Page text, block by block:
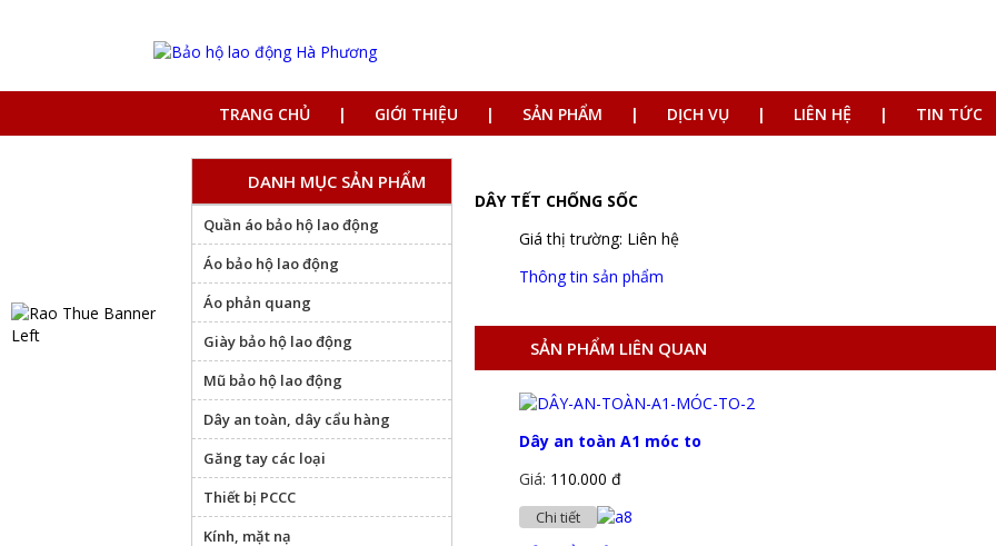
TRANG CHỦ GIỚI THIỆU SẢN PHẨM DỊCH VỤ LIÊN HỆ TIN TỨC
DÂY TẾT CHỐNG SỐC
Giá thị trường: Liên hệ
Thông tin sản phẩm
SẢN PHẨM LIÊN QUAN
Dây an toàn A1 móc to
Giá: 110.000 đ
Chi tiết
DANH MỤC SẢN PHẨM
Quần áo bảo hộ lao động
Áo bảo hộ lao động
Áo phản quang
Giày bảo hộ lao động
Mũ bảo hộ lao động
Dây an toàn, dây cẩu hàng
Găng tay các loại
Thiết bị PCCC
Kính, mặt nạ